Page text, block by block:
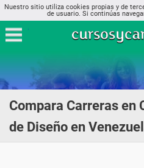
Nuestro sitio utiliza cookies propias y de
de usuario. Si continúas
Compara Carreras en
de Diseño en